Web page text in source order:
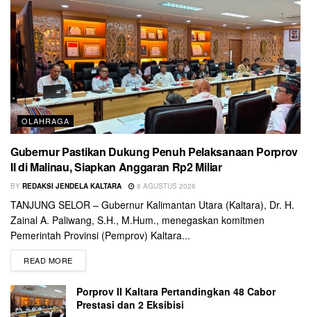
OLAHRAGA
Gubernur Pastikan Dukung Penuh Pelaksanaan Porprov
II di Malinau, Siapkan Anggaran Rp2 Miliar
BY REDAKSI JENDELA KALTARA 8 AGUSTUS 2026
TANJUNG SELOR – Gubernur Kalimantan Utara (Kaltara), Dr. H.
Zainal A. Paliwang, S.H., M.Hum., menegaskan komitmen
Pemerintah Provinsi (Pemprov) Kaltara...
READ MORE
Porprov II Kaltara Pertandingkan 48 Cabor
Prestasi dan 2 Eksibisi